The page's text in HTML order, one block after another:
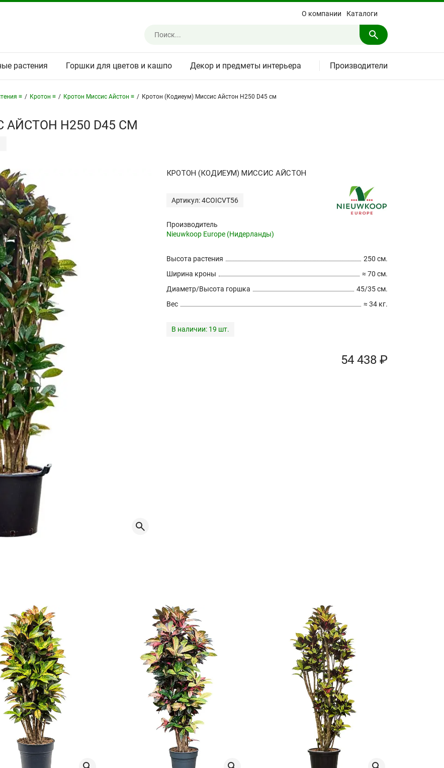
О компании Каталоги
растения Горшки для цветов и кашпо Декор и предметы интерьера Производители
≡ / Кротон ≡ / Кротон Миссис Айстон ≡ / Кротон (Кодиеум) Миссис Айстон H250 D45 см
H250 D45 СМ
КРОТОН (КОДИЕУМ) МИССИС АЙСТОН
Артикул: 4COICVT56
Производитель
Nieuwkoop Europe (Нидерланды)
250 см.
Высота растения
≈ 70 см.
Ширина кроны
45/35 см.
Диаметр/Высота горшка
≈ 34 кг.
Вес
В наличии: 19 шт.
54 438 ₽